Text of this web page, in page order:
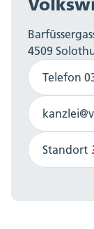
4509
Telefon
Standort